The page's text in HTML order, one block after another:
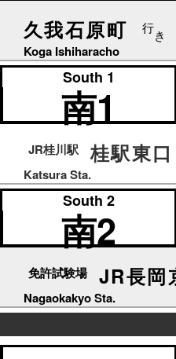
久我石原町 行き
Koga Ishiharacho
South 1
南1
JR桂川駅 桂駅東口
Katsura Sta.
South 2
南2
免許試験場 JR長岡
Nagaokakyo Sta.
の